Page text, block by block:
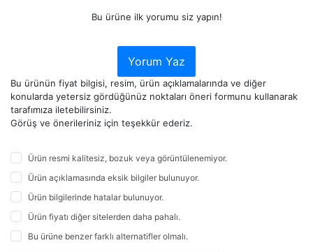
Bu ürüne ilk yorumu siz yapın!
Yorum Yaz
Bu ürünün fiyat bilgisi, resim, ürün açıklamalarında ve diğer
konularda yetersiz gördüğünüz noktaları öneri formunu kullanarak
tarafımıza iletebilirsiniz.
Görüş ve önerileriniz için teşekkür ederiz.
Ürün resmi kalitesiz, bozuk veya görüntülenemiyor.
Ürün açıklamasında eksik bilgiler bulunuyor.
Ürün bilgilerinde hatalar bulunuyor.
Ürün fiyatı diğer sitelerden daha pahalı.
Bu ürüne benzer farklı alternatifler olmalı.